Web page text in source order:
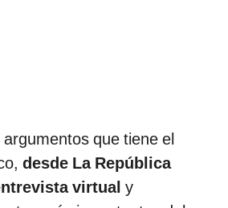
que tiene el
desde La República
virtual y